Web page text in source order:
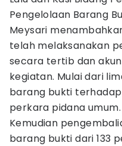
Pengelolaan Barang
Meysari
telah melaksanakan
secara tertib dan
kegiatan. Mulai dari
barang bukti terhadap
perkara pidana umum.
Kemudian
barang bukti dari 133